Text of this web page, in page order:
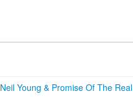
Neil Young & Promise Of The Real